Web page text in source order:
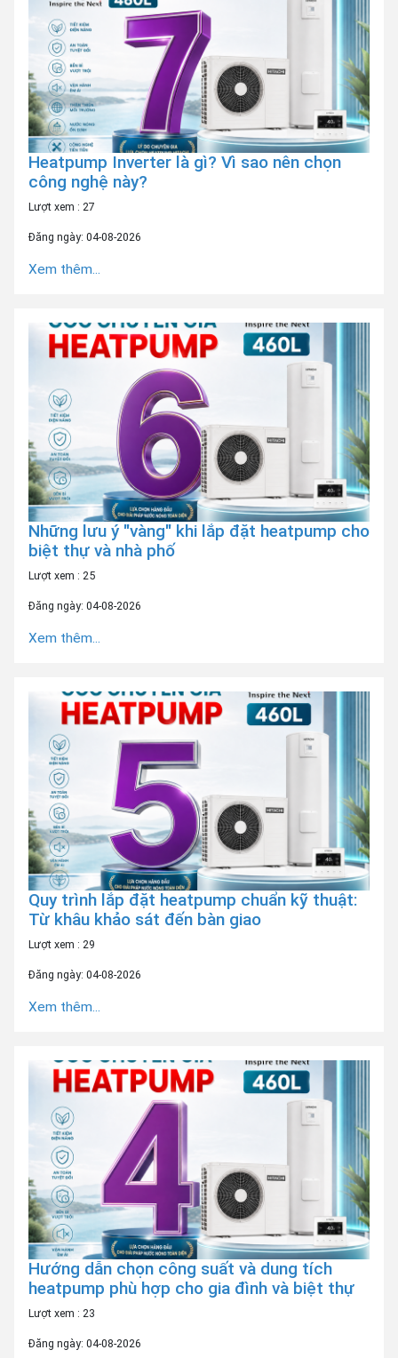
Heatpump Inverter là gì? Vì sao nên chọn
công nghệ này?
Lượt xem : 27
Đăng ngày: 04-08-2026
Xem thêm...
Những lưu ý "vàng" khi lắp đặt heatpump cho
biệt thự và nhà phố
Lượt xem : 25
Đăng ngày: 04-08-2026
Xem thêm...
Quy trình lắp đặt heatpump chuẩn kỹ thuật:
Từ khâu khảo sát đến bàn giao
Lượt xem : 29
Đăng ngày: 04-08-2026
Xem thêm...
Hướng dẫn chọn công suất và dung tích
heatpump phù hợp cho gia đình và biệt thự
Lượt xem : 23
Đăng ngày: 04-08-2026